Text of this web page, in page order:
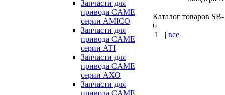
Запчасти для
привода CAME
серии AMICO
Запчасти для
привода CAME
серии ATI
Запчасти для
привода CAME
серии АХО
Запчасти для
привода CAME
Каталог товаров
6
1
| все